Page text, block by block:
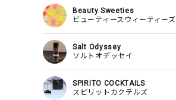
Beauty Sweeties
ビューティースウィーティーズ
Salt Odyssey
ソルトオデッセイ
SPIRITO COCKTAILS
スピリットカクテルズ